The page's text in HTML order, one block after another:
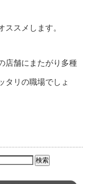
ススメします。
店舗にまたがり多種
タリの職場でしょ